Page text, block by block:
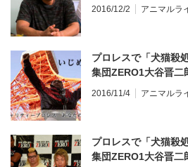
2016/12/2 アニマルラ
プロレスで「犬猫殺
集団ZERO1大谷晋二
2016/11/4 アニマルラ
プロレスで「犬猫殺
集団ZERO1大谷晋二